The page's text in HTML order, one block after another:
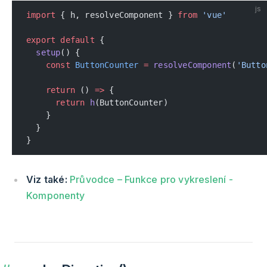
js
import { h, resolveComponent } from 'vue'
export default {
  setup
() {
    const
ButtonCounter = resolveComponent (
    return
() => {
      return
h(ButtonCounter)
    }
  }
}
Viz také: Průvodce – Funkce pro vykreslení -
Komponenty